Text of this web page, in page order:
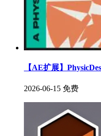
【AE扩展】
2026-06-15 免费